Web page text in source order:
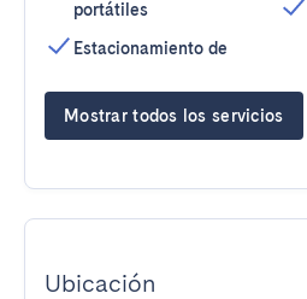
portátiles
Estacionamiento de
Mostrar todos los servicios
Ubicación